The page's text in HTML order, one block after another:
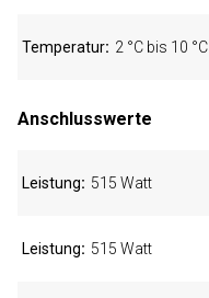
Temperatur 2 °C bis 10 °C
Anschlusswerte
Leistung 515 Watt
Leistung 515 Watt